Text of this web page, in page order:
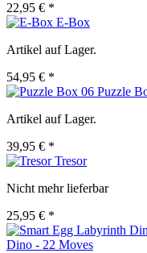
22,95 € *
E-Box
Artikel auf Lager.
54,95 € *
Puzzle
Artikel auf Lager.
39,95 € *
Tresor
Nicht mehr lieferbar
25,95 € *
Dino - 22 Moves